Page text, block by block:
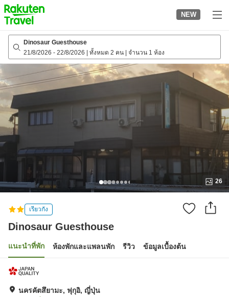
to
top
page
NEW
Dinosaur Guesthouse
21/8/2026 - 22/8/2026 ทั้งหมด 2 คน จำนวน 1 ห้อง
26
เรียวกัง
Dinosaur Guesthouse
แนะนำที่พัก ห้องพักและแพลนพัก รีวิว ข้อมูลเบื้องต้น
นครคัตสึยามะ, ฟุกุอิ, ญี่ปุ่น